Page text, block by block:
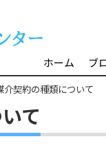
ホーム ブ
介契約の種類について
て